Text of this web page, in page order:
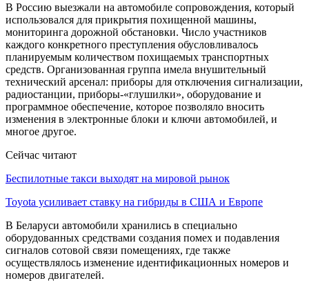
В Россию выезжали на автомобиле сопровождения, который
использовался для прикрытия похищенной машины,
мониторинга дорожной обстановки. Число участников
каждого конкретного преступления обусловливалось
планируемым количеством похищаемых транспортных
средств. Организованная группа имела внушительный
технический арсенал: приборы для отключения сигнализации,
радиостанции, приборы-«глушилки», оборудование и
программное обеспечение, которое позволяло вносить
изменения в электронные блоки и ключи автомобилей, и
многое другое.
Сейчас читают
Беспилотные такси выходят на мировой рынок
Toyota усиливает ставку на гибриды в США и Европе
В Беларуси автомобили хранились в специально
оборудованных средствами создания помех и подавления
сигналов сотовой связи помещениях, где также
осуществлялось изменение идентификационных номеров и
номеров двигателей.